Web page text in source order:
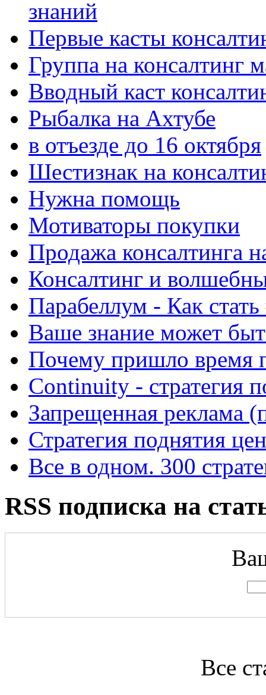
знаний
Первые касты
Группа на консалтинг
Вводный каст
Рыбалка на Ахтубе
в отъезде до 16 октября
Шестизнак на
Нужна помощь
Мотиваторы покупки
Продажа консалтинга
Консалтинг и
Парабеллум - Как
Ваше знание может
Почему пришло время
Continuity - стратегия
Запрещенная реклама
Стратегия поднятия
Все в одном. 300
RSS подписка на
Все